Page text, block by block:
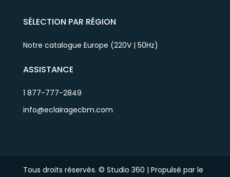
SÉLECTION PAR RÉGION
Notre catalogue Europe (220V | 50Hz)
ASSISTANCE
1 877-777-2849
info@eclairagecbm.com
Tous droits réservés. © Studio 360 | Propulsé par le